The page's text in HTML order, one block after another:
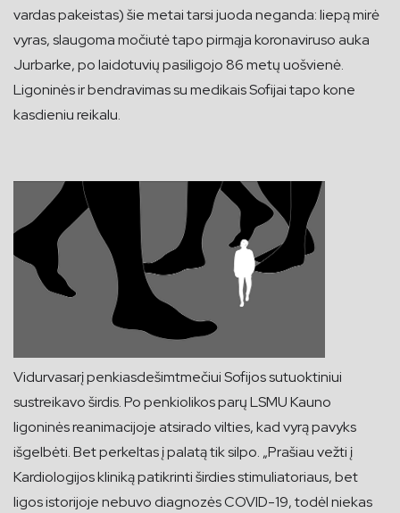
vardas pakeistas) šie metai tarsi juoda neganda: liepą mirė
vyras, slaugoma močiutė tapo pirmąja koronaviruso auka
Jurbarke, po laidotuvių pasiligojo 86 metų uošvienė.
Ligoninės ir bendravimas su medikais Sofijai tapo kone
kasdieniu reikalu.
Vidurvasarį penkiasdešimtmečiui Sofijos sutuoktiniui
sustreikavo širdis. Po penkiolikos parų LSMU Kauno
ligoninės reanimacijoje atsirado vilties, kad vyrą pavyks
išgelbėti. Bet perkeltas į palatą tik silpo. „Prašiau vežti į
Kardiologijos kliniką patikrinti širdies stimuliatoriaus, bet
ligos istorijoje nebuvo diagnozės COVID-19, todėl niekas